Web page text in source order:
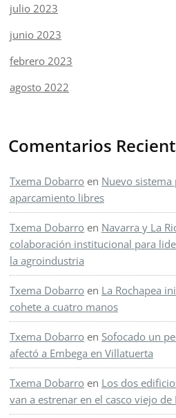
julio 2023
junio 2023
febrero 2023
agosto 2022
Comentarios
Txema Dobarro en Nuevo sistema
aparcamiento libres
Txema Dobarro en Navarra y La
colaboración institucional para
la agroindustria
Txema Dobarro en La Rochapea
cohete a cuatro manos
Txema Dobarro en Sofocado un
afectó a Embega en Villatuerta
Txema Dobarro en Los dos
van a estrenar en el casco viejo de